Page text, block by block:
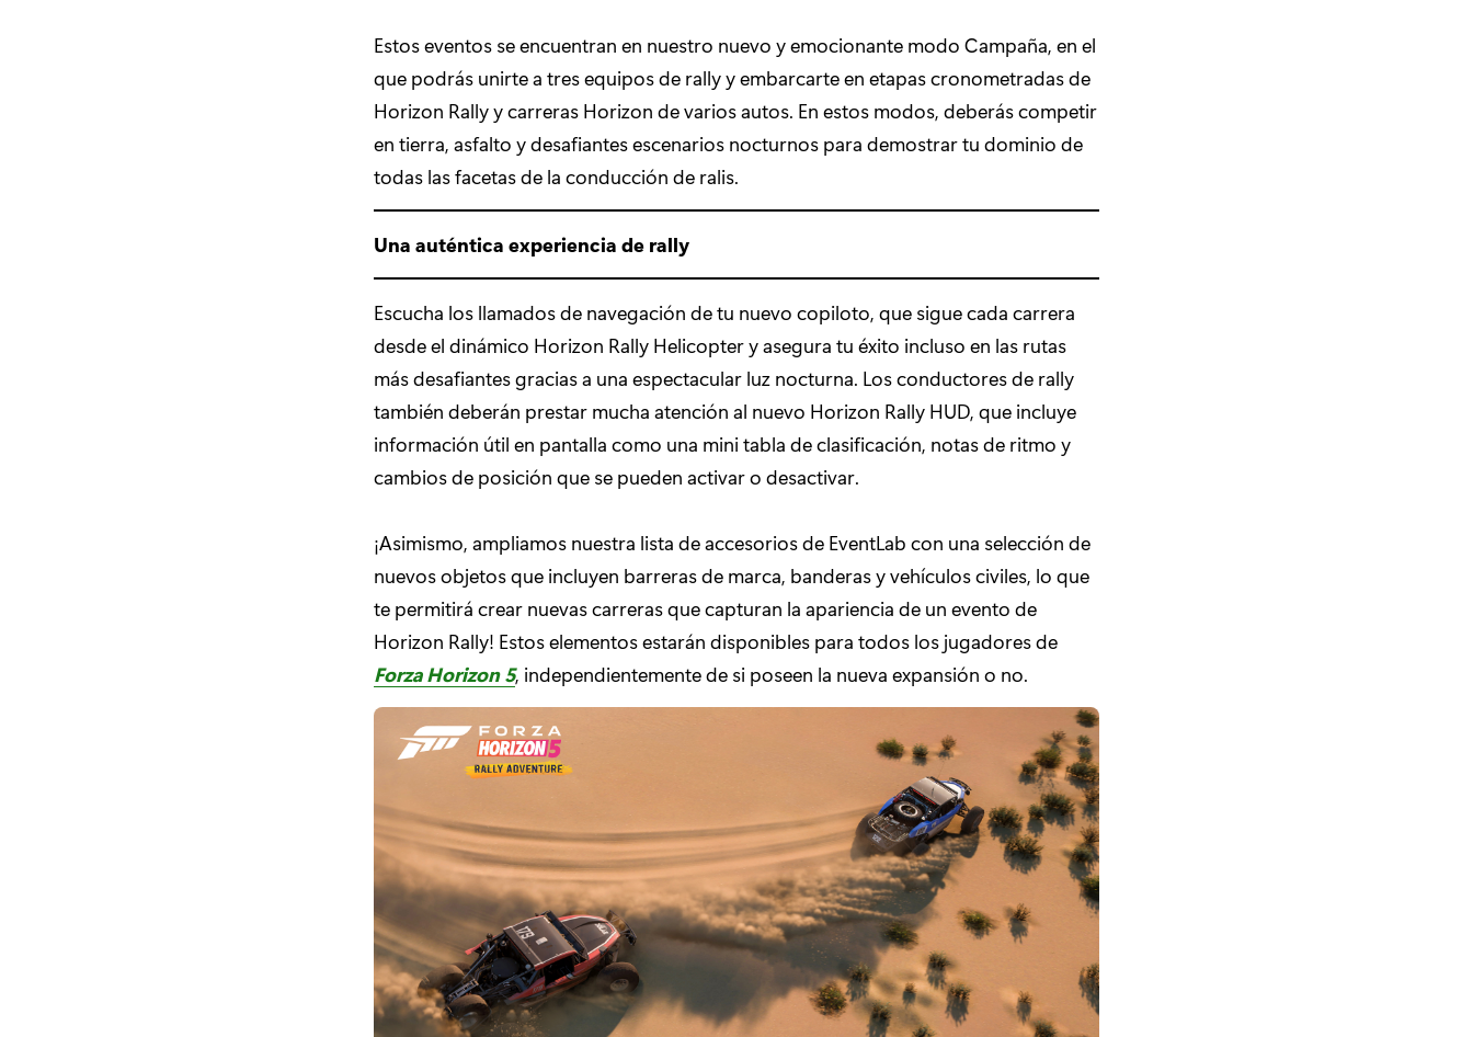
Estos eventos se encuentran en nuestro nuevo y emocionante modo Campaña, en el
que podrás unirte a tres equipos de rally y embarcarte en etapas cronometradas de
Horizon Rally y carreras Horizon de varios autos. En estos modos, deberás competir
en tierra, asfalto y desafiantes escenarios nocturnos para demostrar tu dominio de
todas las facetas de la conducción de ralis.
Una auténtica experiencia de rally
Escucha los llamados de navegación de tu nuevo copiloto, que sigue cada carrera
desde el dinámico Horizon Rally Helicopter y asegura tu éxito incluso en las rutas
más desafiantes gracias a una espectacular luz nocturna. Los conductores de rally
también deberán prestar mucha atención al nuevo Horizon Rally HUD, que incluye
información útil en pantalla como una mini tabla de clasificación, notas de ritmo y
cambios de posición que se pueden activar o desactivar.
¡Asimismo, ampliamos nuestra lista de accesorios de EventLab con una selección de
nuevos objetos que incluyen barreras de marca, banderas y vehículos civiles, lo que
te permitirá crear nuevas carreras que capturan la apariencia de un evento de
Horizon Rally! Estos elementos estarán disponibles para todos los jugadores de
Forza Horizon 5, independientemente de si poseen la nueva expansión o no.